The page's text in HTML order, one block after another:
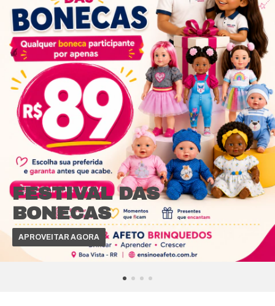
FESTIVAL DAS
BONECAS
APROVEITAR AGORA